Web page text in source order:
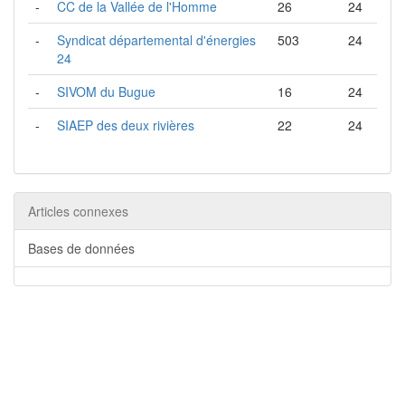
-
CC de la Vallée de l'Homme 26
24
-
Syndicat départemental d'énergies
24
503 24
- SIVOM du Bugue 16
24
-
SIAEP des deux rivières 22 24
Articles connexes
Bases de données